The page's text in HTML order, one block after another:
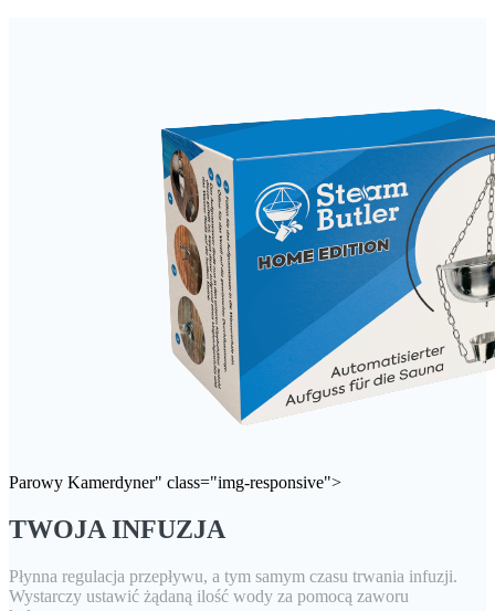
Parowy Kamerdyner" class="img-responsive">
TWOJA INFUZJA
Płynna regulacja przepływu, a tym samym czasu trwania infuzji.
Wystarczy ustawić żądaną ilość wody za pomocą zaworu